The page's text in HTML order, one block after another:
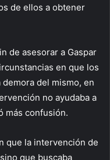
de ellos a obtener
de asesorar a Gaspar
en que los
del mismo, en
no ayudaba a
más confusión.
que la intervención de
que buscaba